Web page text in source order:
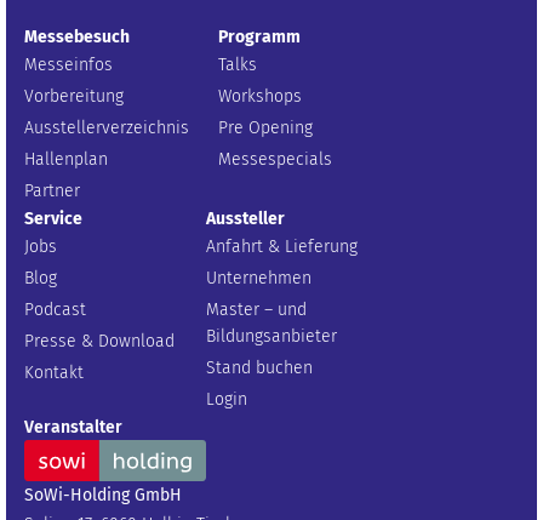
Messebesuch
Messeinfos
Vorbereitung
Ausstellerverzeichnis
Hallenplan
Partner
Programm
Talks
Workshops
Pre Opening
Messespecials
Service
Jobs
Blog
Podcast
Presse & Download
Kontakt
Aussteller
Anfahrt & Lieferung
Unternehmen
Master – und
Bildungsanbieter
Stand buchen
Login
Veranstalter
SoWi-Holding GmbH